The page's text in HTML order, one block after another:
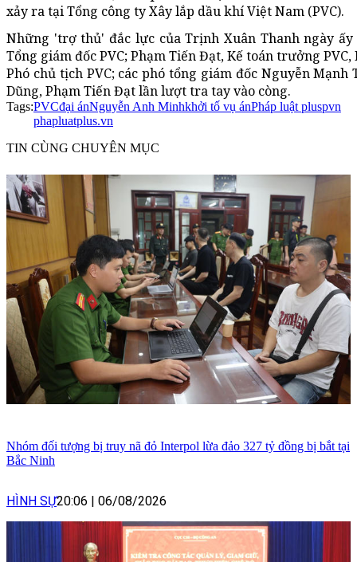
xảy ra tại Tổng công ty Xây lắp dầu khí Việt Nam (PVC).
Những 'trợ thủ' đắc lực của Trịnh Xuân Thanh ngày ấy
Tổng giám đốc PVC; Phạm Tiến Đạt, Kế toán trưởng
Phó chủ tịch PVC; các phó tổng giám đốc Nguyễn Mạnh
Dũng, Phạm Tiến Đạt lần lượt tra tay vào còng.
Tags:PVCđại ánNguyễn Anh Minhkhởi tố vụ ánPháp luật pluspvn
phapluatplus.vn
TIN CÙNG CHUYÊN MỤC
Nhóm đối tượng bị truy nã đỏ Interpol lừa đảo 327 tỷ đồng bị bắt tại
Bắc Ninh
HÌNH SỰ20:06 | 06/08/2026